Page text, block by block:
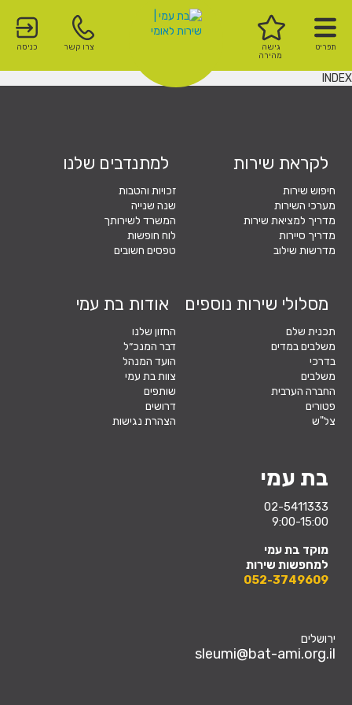
תפריט צרו קשר
גישה
מהירה
כניסה
INDEX
בת עמי
02-5411333
9:00-15:00
מוקד בת עמי
למחפשות שירות
052-3749609
לקראת שירות
חיפוש שירות
מערכי השירות
מדריך למציאת שירות
מדריך סיירות
מדרשות שילוב
למתנדבים שלנו
זכויות והטבות
שנה שנייה
המשרד לשירותך
לוח חופשות
טפסים חשובים
מסלולי שירות נוספים
תכנית שלם
משלבים במדים
בדרכי
משלבים
החברה הערבית
פטורים
צל"ש
אודות בת עמי
החזון שלנו
דבר המנכ״ל
הועד המנהל
צוות בת עמי
שותפים
דרושים
הצהרת נגישות
ירושלים
sleumi@bat-ami.org.il